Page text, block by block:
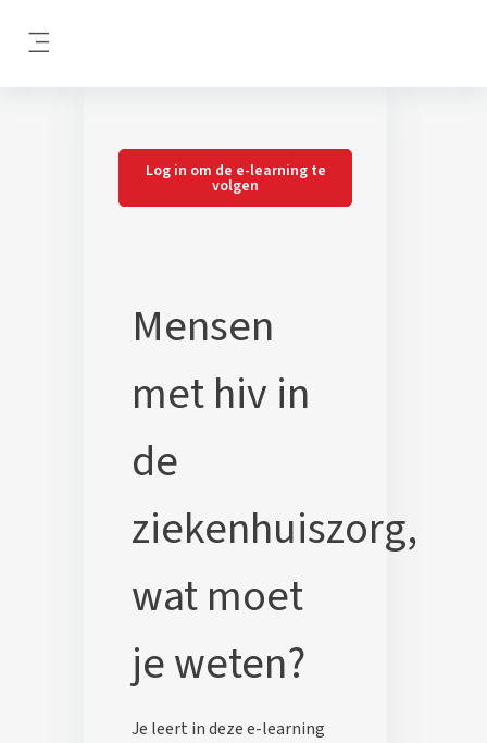
Log in om de e-learning te
volgen
Mensen
met hiv in
de
ziekenhuiszorg,
wat moet
je weten?
Je leert in deze e-learning